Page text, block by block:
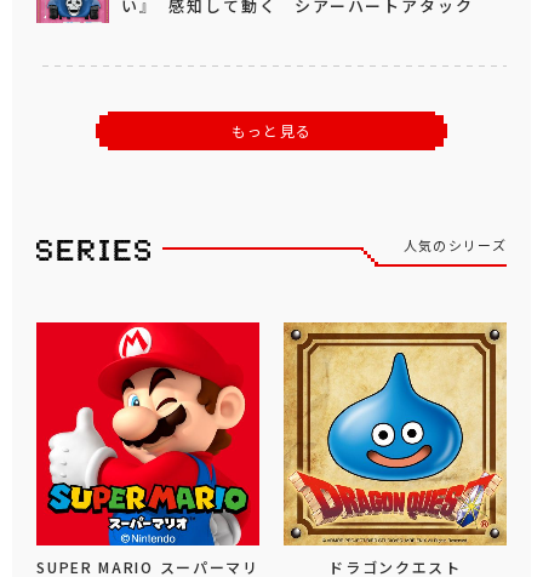
い』 感知して動く シアーハートアタック
もっと見る
人気のシリーズ
SUPER MARIO スーパーマリ
ドラゴンクエスト